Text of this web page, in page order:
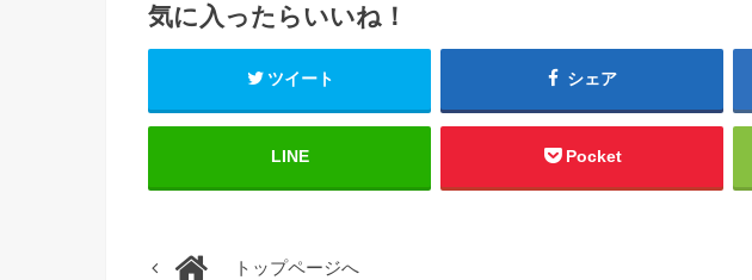
気に入ったらいいね！
ツイート シェア
LINE Pocket
トップページへ